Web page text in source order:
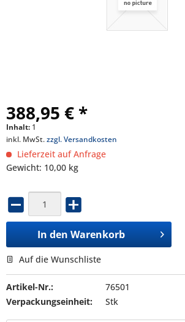
388,95 € *
Inhalt: 1
inkl. MwSt.zzgl. Versandkosten
Lieferzeit auf Anfrage
Gewicht: 10,00 kg
In den Warenkorb
Auf die Wunschliste
Artikel-Nr.:
76501
Verpackungseinheit:
Stk